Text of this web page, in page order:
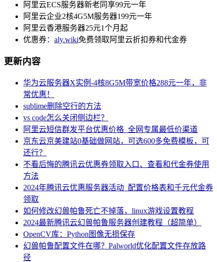
阿里云ECS服务器新老同享99元一年
阿里云企业2核4G5M服务器199元一年
阿里云香港服务器25元1个月起
优惠券： aly.wiki免费领取阿里云折扣券和代金券
更新内容
华为云服务器X实例-4核8G5M带宽价格288元一年，非
常优惠！
sublime删除空行的方法
vs code怎么关闭侧边栏？
阿里云短信群发平台优惠价格_全网专属最低价渠道
京东云京美建站0基础做网站，可选600多免费模板，可
还行？
不看后悔的腾讯云优惠券领取入口、查看和代金券使用
方法
2024年腾讯云优惠服务器活动_配置价格表和千元代金券
领取
如何修改幻兽帕鲁死亡不掉落，linux游戏设置教程
2024最新腾讯云幻兽帕鲁服务器创建教程（超简单）
OpenCV库：Python图像无损保存
幻兽帕鲁配置文件在哪？Palworld优化配置文件存放路
径